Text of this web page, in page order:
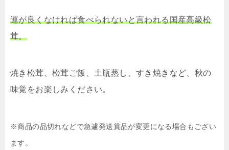
運が良くなければ食べられないと言われる国産高級松
茸。
焼き松茸、松茸ご飯、土瓶蒸し、すき焼きなど、秋の
味覚をお楽しみください。
※商品の品切れなどで急遽発送賞品が変更になる場合もござい
ます。